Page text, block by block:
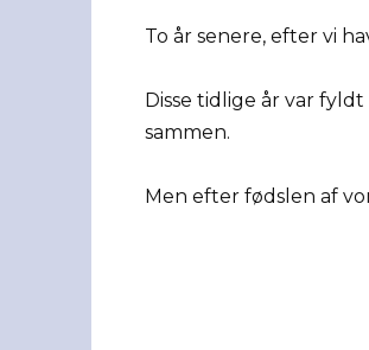
To år senere, efter vi
Disse tidlige år var
sammen.
Men efter fødslen af